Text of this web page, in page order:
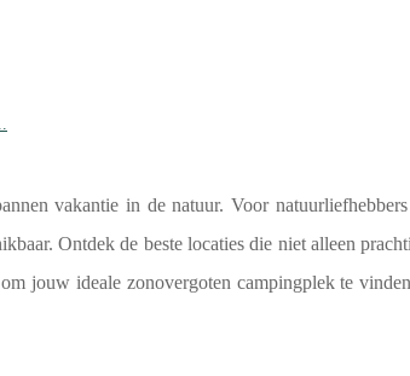
vakantie in de natuur. Voor
Ontdek de beste locaties die niet alleen
jouw ideale zonovergoten campingplek te